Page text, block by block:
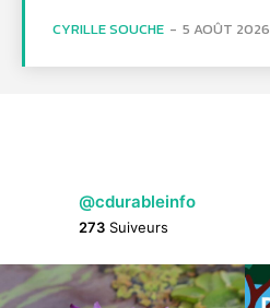
CYRILLE SOUCHE - 5 AOÛT 2026
@cdurableinfo
273 Suiveurs